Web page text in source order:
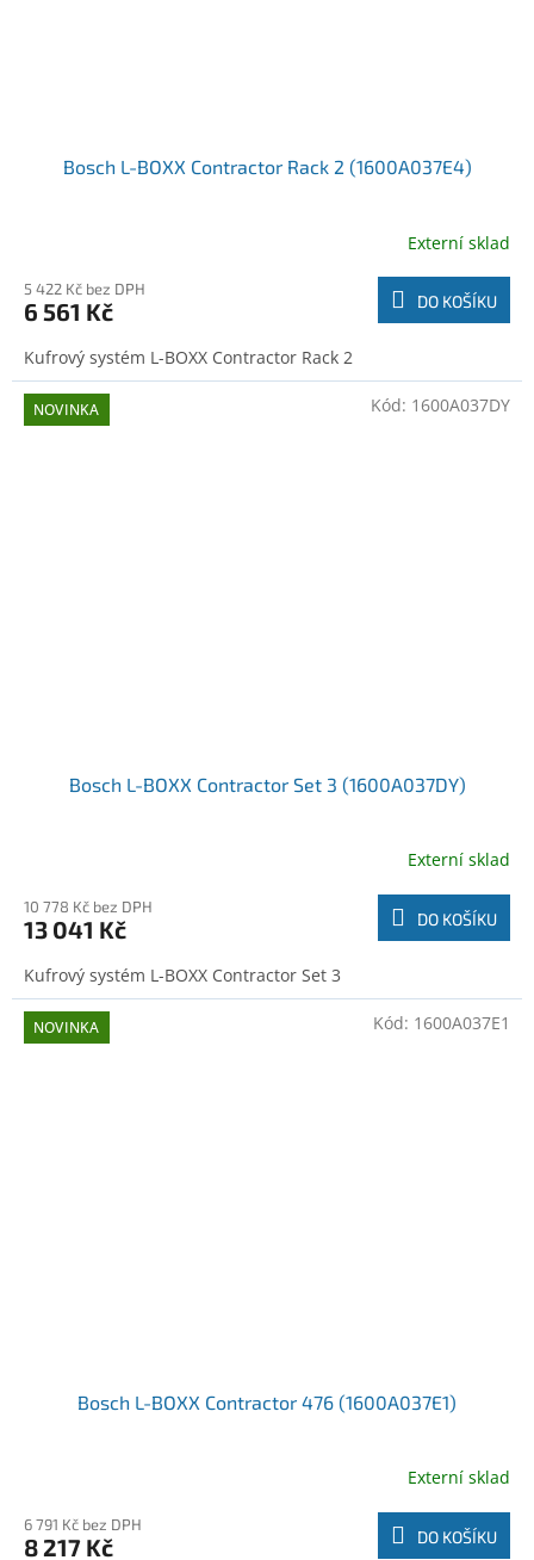
Bosch L-BOXX Contractor Rack 2 (1600A037E4)
Externí sklad
5 422 Kč bez DPH
6 561 Kč DO KOŠÍKU
Kufrový systém L-BOXX Contractor Rack 2
NOVINKA
Bosch L-BOXX Contractor Set 3 (1600A037DY)
Externí sklad
10 778 Kč bez DPH
13 041 Kč DO KOŠÍKU
Kufrový systém L-BOXX Contractor Set 3
Kód: 1600A037DY
NOVINKA
Bosch L-BOXX Contractor 476 (1600A037E1)
Externí sklad
6 791 Kč bez DPH
8 217 Kč DO KOŠÍKU
Kód: 1600A037E1